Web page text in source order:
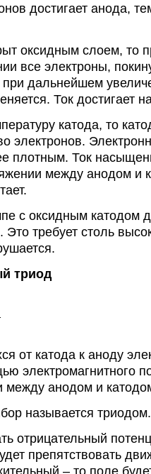
достигает анода,
оксидным слоем, то
все электроны,
при дальнейшем
Ток достигает
катода, то
электронов.
плотным. Ток
между анодом и
с оксидным катодом
требует столь
триод
от катода к аноду
электромагнитного
анодом и
называется триодом.
отрицательный
препятствовать
– то поле